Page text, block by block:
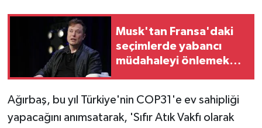
Musk'tan Fransa'daki
seçimlerde yabancı
müdahaleyi önlemek
tepki
Ağırbaş, bu yıl Türkiye'nin COP31'e ev sahipliği
yapacağını anımsatarak, 'Sıfır Atık Vakfı olarak